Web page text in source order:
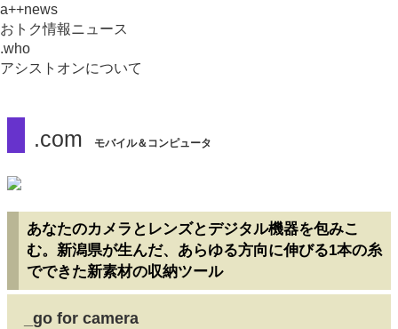
.com モバイル＆コンピュータ
あなたのカメラとレンズとデジタル機器を包みこ
む。新潟県が生んだ、あらゆる方向に伸びる1本の糸
でできた新素材の収納ツール
_go for camera
a++news
おトク情報ニュース
.who
アシストオンについて